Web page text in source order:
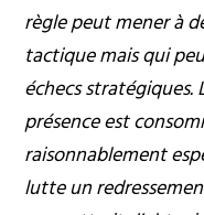
règle peut mener à
tactique mais qui
échecs stratégiques.
présence est
raisonnablement
lutte un